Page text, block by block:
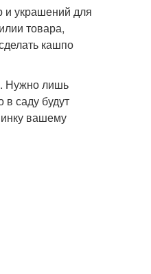
и украшений для
товара,
кашпо
Нужно лишь
саду будут
вашему